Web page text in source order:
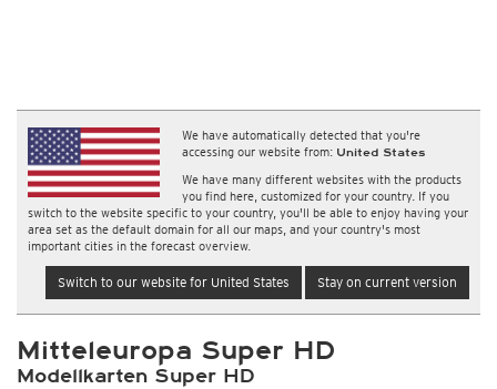
We have automatically detected that you're
accessing our website from: United States
We have many different websites with the products
you find here, customized for your country. If you
switch to the website specific to your country, you'll be able to enjoy having your
area set as the default domain for all our maps, and your country's most
important cities in the forecast overview.
Switch to our website for United States Stay on current version
Mitteleuropa Super HD
Modellkarten Super HD